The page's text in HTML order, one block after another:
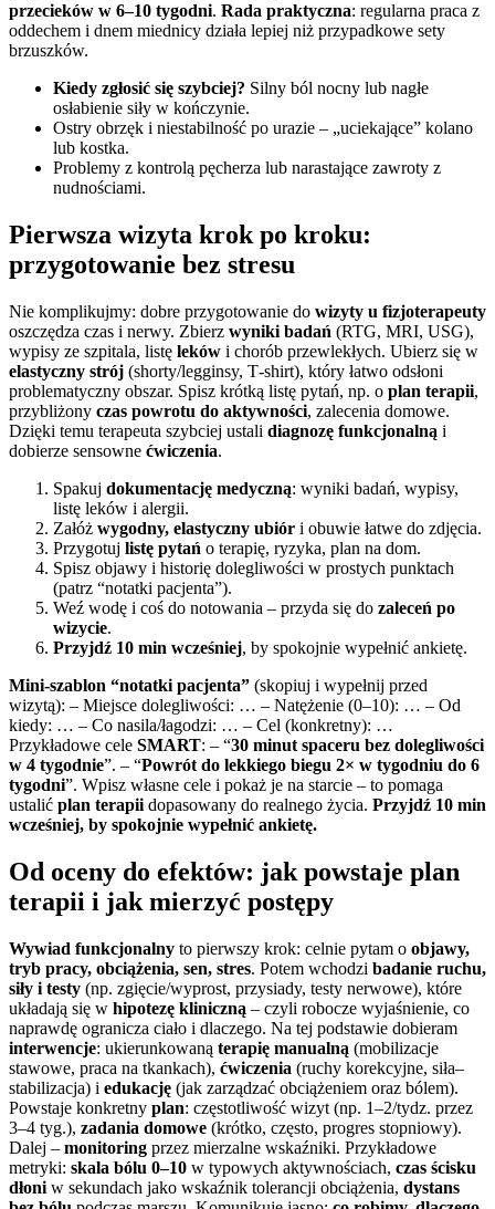
przecieków w 6–10 tygodni. Rada praktyczna: regularna praca z
oddechem i dnem miednicy działa lepiej niż przypadkowe sety
brzuszków.
Kiedy zgłosić się szybciej? Silny ból nocny lub nagłe
osłabienie siły w kończynie.
Ostry obrzęk i niestabilność po urazie – „uciekające” kolano
lub kostka.
Problemy z kontrolą pęcherza lub narastające zawroty z
nudnościami.
Pierwsza wizyta krok po kroku:
przygotowanie bez stresu
Nie komplikujmy: dobre przygotowanie do wizyty u fizjoterapeuty
oszczędza czas i nerwy. Zbierz wyniki badań (RTG, MRI, USG),
wypisy ze szpitala, listę leków i chorób przewlekłych. Ubierz się w
elastyczny strój (shorty/legginsy, T‑shirt), który łatwo odsłoni
problematyczny obszar. Spisz krótką listę pytań, np. o plan terapii,
przybliżony czas powrotu do aktywności, zalecenia domowe.
Dzięki temu terapeuta szybciej ustali diagnozę funkcjonalną i
dobierze sensowne ćwiczenia.
Spakuj dokumentację medyczną: wyniki badań, wypisy,
listę leków i alergii.
Załóż wygodny, elastyczny ubiór i obuwie łatwe do zdjęcia.
Przygotuj listę pytań o terapię, ryzyka, plan na dom.
Spisz objawy i historię dolegliwości w prostych punktach
(patrz “notatki pacjenta”).
Weź wodę i coś do notowania – przyda się do zaleceń po
wizycie.
Przyjdź 10 min wcześniej, by spokojnie wypełnić ankietę.
Mini-szablon “notatki pacjenta” (skopiuj i wypełnij przed
wizytą): – Miejsce dolegliwości: … – Natężenie (0–10): … – Od
kiedy: … – Co nasila/łagodzi: … – Cel (konkretny): …
Przykładowe cele SMART: – “30 minut spaceru bez dolegliwości
w 4 tygodnie”. – “Powrót do lekkiego biegu 2× w tygodniu do 6
tygodni”. Wpisz własne cele i pokaż je na starcie – to pomaga
ustalić plan terapii dopasowany do realnego życia. Przyjdź 10 min
wcześniej, by spokojnie wypełnić ankietę.
Od oceny do efektów: jak powstaje plan
terapii i jak mierzyć postępy
Wywiad funkcjonalny to pierwszy krok: celnie pytam o objawy,
tryb pracy, obciążenia, sen, stres. Potem wchodzi badanie ruchu,
siły i testy (np. zgięcie/wyprost, przysiady, testy nerwowe), które
układają się w hipotezę kliniczną – czyli robocze wyjaśnienie, co
naprawdę ogranicza ciało i dlaczego. Na tej podstawie dobieram
interwencje: ukierunkowaną terapię manualną (mobilizacje
stawowe, praca na tkankach), ćwiczenia (ruchy korekcyjne, siła–
stabilizacja) i edukację (jak zarządzać obciążeniem oraz bólem).
Powstaje konkretny plan: częstotliwość wizyt (np. 1–2/tydz. przez
3–4 tyg.), zadania domowe (krótko, często, progres stopniowy).
Dalej – monitoring przez mierzalne wskaźniki. Przykładowe
metryki: skala bólu 0–10 w typowych aktywnościach, czas ścisku
dłoni w sekundach jako wskaźnik tolerancji obciążenia, dystans